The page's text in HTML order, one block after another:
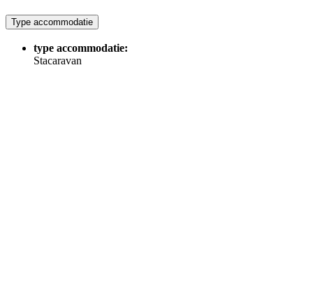
Type accommodatie
type accommodatie:
Stacaravan